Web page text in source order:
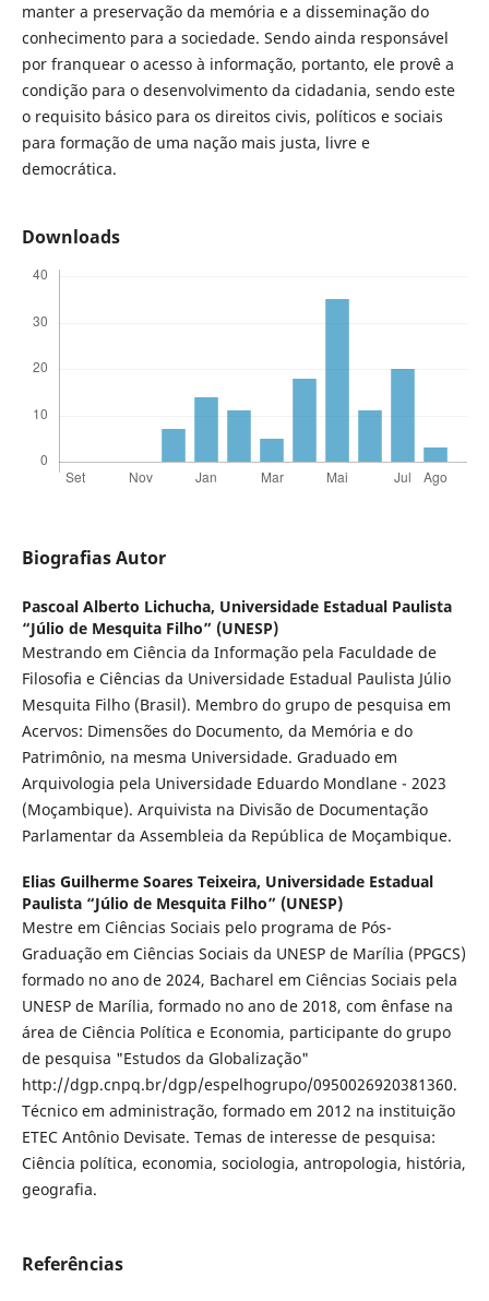
manter a preservação da memória e a disseminação do
conhecimento para a sociedade. Sendo ainda responsável
por franquear o acesso à informação, portanto, ele provê a
condição para o desenvolvimento da cidadania, sendo este
o requisito básico para os direitos civis, políticos e sociais
para formação de uma nação mais justa, livre e
democrática.
Downloads
Biografias Autor
Pascoal Alberto Lichucha, Universidade Estadual Paulista
“Júlio de Mesquita Filho” (UNESP)
Mestrando em Ciência da Informação pela Faculdade de
Filosofia e Ciências da Universidade Estadual Paulista Júlio
Mesquita Filho (Brasil). Membro do grupo de pesquisa em
Acervos: Dimensões do Documento, da Memória e do
Patrimônio, na mesma Universidade. Graduado em
Arquivologia pela Universidade Eduardo Mondlane - 2023
(Moçambique). Arquivista na Divisão de Documentação
Parlamentar da Assembleia da República de Moçambique.
Elias Guilherme Soares Teixeira, Universidade Estadual
Paulista “Júlio de Mesquita Filho” (UNESP)
Mestre em Ciências Sociais pelo programa de Pós-
Graduação em Ciências Sociais da UNESP de Marília (PPGCS)
formado no ano de 2024, Bacharel em Ciências Sociais pela
UNESP de Marília, formado no ano de 2018, com ênfase na
área de Ciência Política e Economia, participante do grupo
de pesquisa "Estudos da Globalização"
http://dgp.cnpq.br/dgp/espelhogrupo/0950026920381360.
Técnico em administração, formado em 2012 na instituição
ETEC Antônio Devisate. Temas de interesse de pesquisa:
Ciência política, economia, sociologia, antropologia, história,
geografia.
Referências